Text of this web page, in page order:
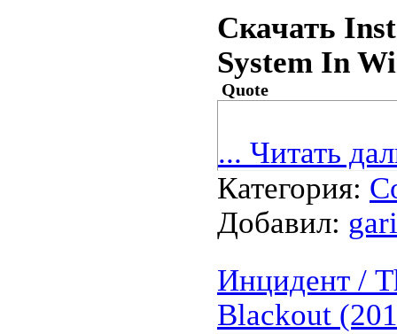
Скачать
System In
Quote
... Читать
Категория:
Добавил: gari
Инцидент /
Blackout